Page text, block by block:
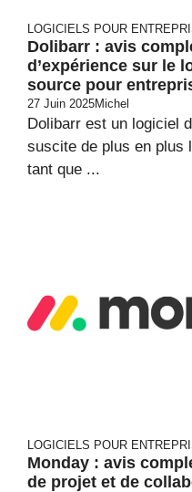
LOGICIELS POUR
Dolibarr : avis
d’expérience sur le
source pour
27 Juin 2025Michel
Dolibarr est un logiciel
suscite de plus en plus
tant que ...
LOGICIELS POUR
Monday : avis
de projet et de